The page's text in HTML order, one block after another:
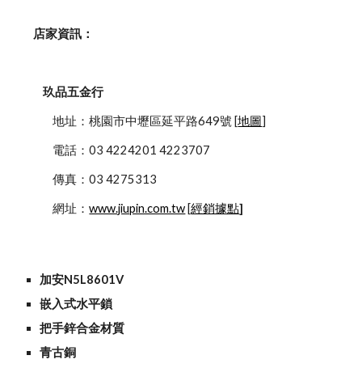
    店家資訊：
玖品五金行
            地址：桃園市中壢區延平路649號 [
地圖]
            電話：03 4224201 4223707
            傳真：03 4275313
            網址：
www.jiupin.com.tw [經銷據點]
加安N5L8601V
嵌入式水平鎖
把手鋅合金材質
青古銅